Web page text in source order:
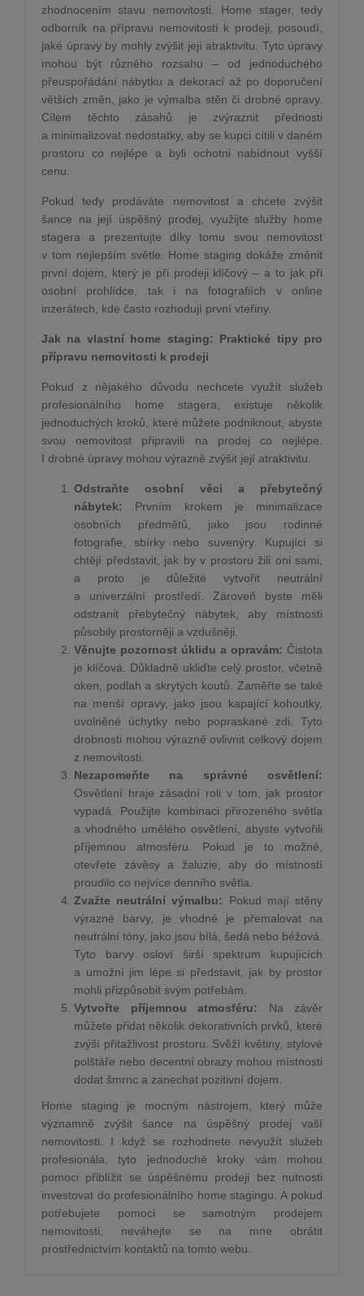
zhodnocením stavu nemovitosti. Home stager, tedy
odborník na přípravu nemovitostí k prodeji, posoudí,
jaké úpravy by mohly zvýšit její atraktivitu. Tyto úpravy
mohou být různého rozsahu – od jednoduchého
přeuspořádání nábytku a dekorací až po doporučení
větších změn, jako je výmalba stěn či drobné opravy.
Cílem těchto zásahů je zvýraznit přednosti
a minimalizovat nedostatky, aby se kupci cítili v daném
prostoru co nejlépe a byli ochotni nabídnout vyšší
cenu.
Pokud tedy prodáváte nemovitost a chcete zvýšit
šance na její úspěšný prodej, využijte služby home
stagera a prezentujte díky tomu svou nemovitost
v tom nejlepším světle. Home staging dokáže změnit
první dojem, který je při prodeji klíčový – a to jak při
osobní prohlídce, tak i na fotografiích v online
inzerátech, kde často rozhodují první vteřiny.
Jak na vlastní home staging: Praktické tipy pro
přípravu nemovitosti k prodeji
Pokud z nějakého důvodu nechcete využít služeb
profesionálního home stagera, existuje několik
jednoduchých kroků, které můžete podniknout, abyste
svou nemovitost připravili na prodej co nejlépe.
I drobné úpravy mohou výrazně zvýšit její atraktivitu.
Odstraňte osobní věci a přebytečný
nábytek:
Prvním krokem je minimalizace
osobních předmětů, jako jsou rodinné
fotografie, sbírky nebo suvenýry. Kupující si
chtějí představit, jak by v prostoru žili oni sami,
a proto je důležité vytvořit neutrální
a univerzální prostředí. Zároveň byste měli
odstranit přebytečný nábytek, aby místnosti
působily prostorněji a vzdušněji.
Věnujte pozornost úklidu a opravám: Čistota
je klíčová. Důkladně ukliďte celý prostor, včetně
oken, podlah a skrytých koutů. Zaměřte se také
na menší opravy, jako jsou kapající kohoutky,
uvolněné úchytky nebo popraskané zdi. Tyto
drobnosti mohou výrazně ovlivnit celkový dojem
z nemovitosti.
Nezapomeňte na správné osvětlení:
Osvětlení hraje zásadní roli v tom, jak prostor
vypadá. Použijte kombinaci přirozeného světla
a vhodného umělého osvětlení, abyste vytvořili
příjemnou atmosféru. Pokud je to možné,
otevřete závěsy a žaluzie, aby do místností
proudilo co nejvíce denního světla.
Zvažte neutrální výmalbu:
Pokud mají stěny
výrazné barvy, je vhodné je přemalovat na
neutrální tóny, jako jsou bílá, šedá nebo béžová.
Tyto barvy osloví širší spektrum kupujících
a umožní jim lépe si představit, jak by prostor
mohli přizpůsobit svým potřebám.
Vytvořte příjemnou atmosféru:
Na závěr
můžete přidat několik dekorativních prvků, které
zvýší přitažlivost prostoru. Svěží květiny, stylové
polštáře nebo decentní obrazy mohou místnosti
dodat šmrnc a zanechat pozitivní dojem.
Home staging je mocným nástrojem, který může
významně zvýšit šance na úspěšný prodej vaší
nemovitosti. I když se rozhodnete nevyužít služeb
profesionála, tyto jednoduché kroky vám mohou
pomoci přiblížit se úspěšnému prodeji bez nutnosti
investovat do profesionálního home stagingu. A pokud
potřebujete pomoci se samotným prodejem
nemovitosti, neváhejte se na mne obrátit
prostřednictvím kontaktů na tomto webu.